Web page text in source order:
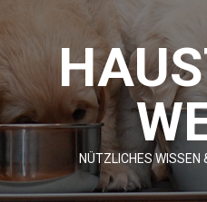
content
NÜTZLICHES